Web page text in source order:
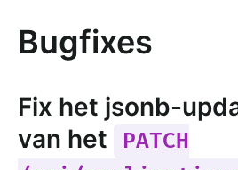
Bugfixes
Fix het jsonb-
van het
PATCH